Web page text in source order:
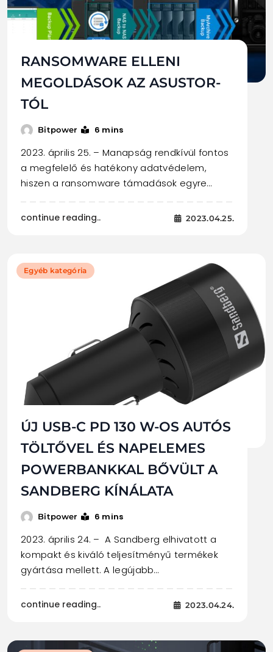
RANSOMWARE ELLENI
MEGOLDÁSOK AZ ASUSTOR-
TÓL
Bitpower 6 mins
2023. április 25. – Manapság rendkívül fontos
a megfelelő és hatékony adatvédelem,
hiszen a ransomware támadások egyre…
continue reading.. 2023.04.25.
Egyéb kategória
ÚJ USB-C PD 130 W-OS AUTÓS
TÖLTŐVEL ÉS NAPELEMES
POWERBANKKAL BŐVÜLT A
SANDBERG KÍNÁLATA
Bitpower 6 mins
2023. április 24. – A Sandberg elhivatott a
kompakt és kiváló teljesítményű termékek
gyártása mellett. A legújabb…
continue reading.. 2023.04.24.